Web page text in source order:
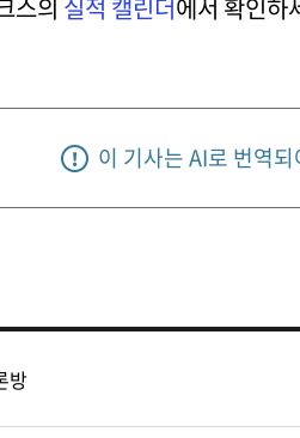
스의 실적 캘린더에서 확인하
이 기사는 AI로 번역
방